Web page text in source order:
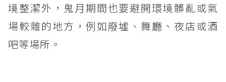
境整潔外，鬼月期間也要避開環境髒亂或氣
場較雜的地方，例如廢墟、舞廳、夜店或酒
吧等場所。